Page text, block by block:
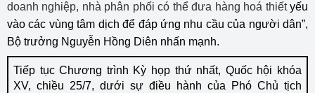
doanh nghiệp, nhà phân phối có thể đưa hàng hoá thiếtyếu
vào các vùng tâm dịch để đáp ứng nhu cầu của người dân”,
Bộ trưởng Nguyễn Hồng Diên nhấn mạnh.
Tiếp tục Chương trình Kỳ họp thứ nhất, Quốc hội khóa
XV, chiều 25/7, dưới sự điều hành của Phó Chủ tịch